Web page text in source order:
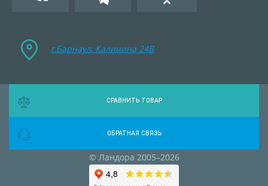
г.Барнаул, Калинина 24B
© Ландора 2005–2026
СРАВНИТЬ ТОВАР
ОБРАТНАЯ СВЯЗЬ